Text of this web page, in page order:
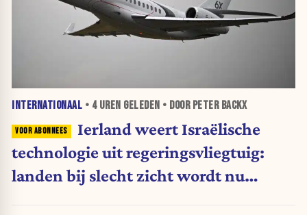
INTERNATIONAAL • 4 UREN GELEDEN • DOOR PETER BACKX
Ierland weert Israëlische
technologie uit regeringsvliegtuig:
landen bij slecht zicht wordt nu